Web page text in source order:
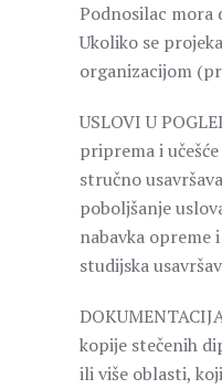
Podnosilac mora
Ukoliko se
organizacijom
USLOVI U
priprema i
stručno
poboljšanje
nabavka opreme
studijska
kopije stečenih
ili više oblasti,